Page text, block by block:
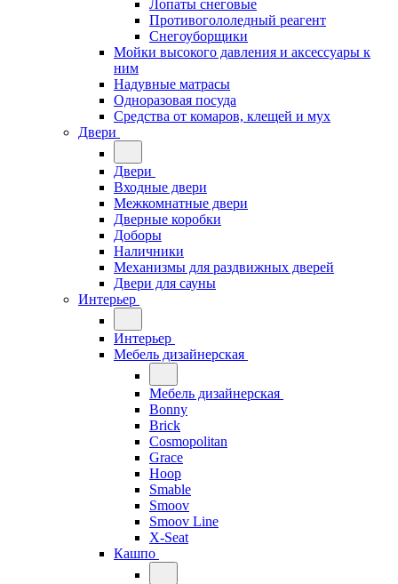
Лопаты снеговые
Противогололедный реагент
Снегоуборщики
Мойки высокого давления и аксессуары к
ним
Надувные матрасы
Одноразовая посуда
Средства от комаров, клещей и мух
Двери
Двери
Входные двери
Межкомнатные двери
Дверные коробки
Доборы
Наличники
Механизмы для раздвижных дверей
Двери для сауны
Интерьер
Интерьер
Мебель дизайнерская
Мебель дизайнерская
Bonny
Brick
Cosmopolitan
Grace
Hoop
Smable
Smoov
Smoov Line
X-Seat
Кашпо